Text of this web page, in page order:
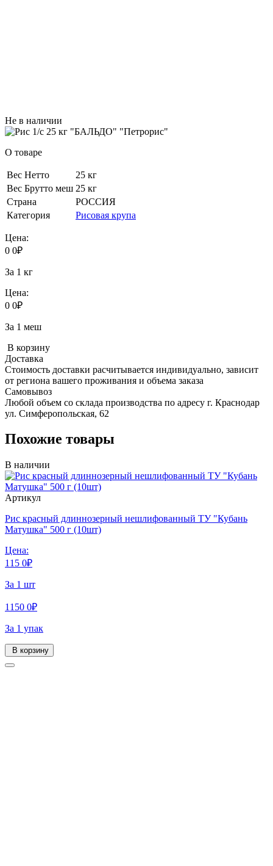
Не в наличии
О товаре
Вес Нетто
25 кг
Вес Брутто меш 25 кг
Страна
РОССИЯ
Категория
Рисовая крупа
Цена:
0 0₽
За 1 кг
Цена:
0 0₽
За 1 меш
В корзину
Доставка
Стоимость доставки расчитывается индивидуально, зависит
от региона вашего проживания и объема заказа
Самовывоз
Любой объем со склада производства по адресу г. Краснодар
ул. Симферопольская, 62
Похожие товары
В наличии
Артикул
Рис красный длиннозерный нешлифованный ТУ "Кубань
Матушка" 500 г (10шт)
Цена:
115 0₽
За 1 шт
1150 0₽
За 1 упак
В корзину